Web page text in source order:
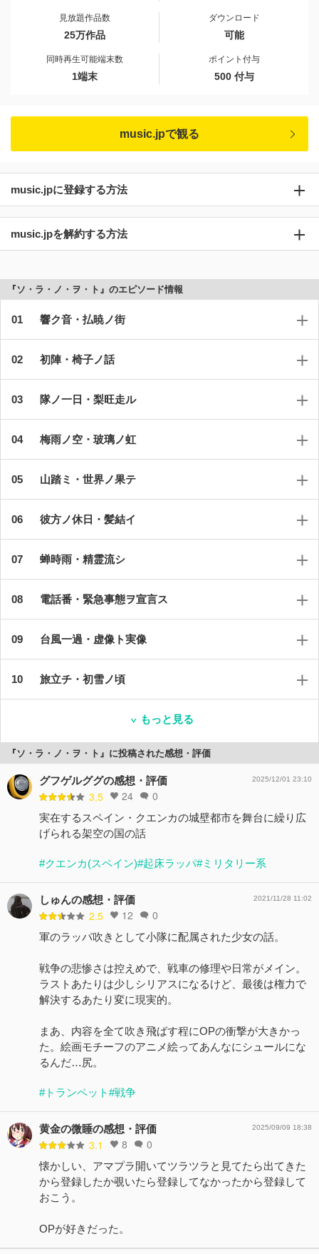
見放題作品数
25万作品
ダウンロード
可能
同時再生可能端末数
1端末
ポイント付与
500 付与
music.jpで観る
music.jpに登録する方法
music.jpを解約する方法
『ソ・ラ・ノ・ヲ・ト』のエピソード情報
響ク音・払暁ノ街
初陣・椅子ノ話
隊ノ一日・梨旺走ル
梅雨ノ空・玻璃ノ虹
山踏ミ・世界ノ果テ
彼方ノ休日・髪結イ
蝉時雨・精霊流シ
電話番・緊急事態ヲ宣言ス
台風一過・虚像ト実像
旅立チ・初雪ノ頃
もっと見る
『ソ・ラ・ノ・ヲ・ト』に投稿された感想・評価
グフゲルググの感想・評価
3.5 24 0
2025/12/01 23:10
実在するスペイン・クエンカの城壁都市を舞台に繰り広
げられる架空の国の話
#クエンカ(スペイン)#起床ラッパ#ミリタリー系
しゅんの感想・評価
2.5 12 0
2021/11/28 11:02
軍のラッパ吹きとして小隊に配属された少女の話。
戦争の悲惨さは控えめで、戦車の修理や日常がメイン。
ラストあたりは少しシリアスになるけど、最後は権力で
解決するあたり変に現実的。
まあ、内容を全て吹き飛ばす程にOPの衝撃が大きかっ
た。絵画モチーフのアニメ絵ってあんなにシュールにな
るんだ…尻。
#トランペット#戦争
黄金の微睡の感想・評価
3.1 8 0
2025/09/09 18:38
懐かしい、アマプラ開いてツラツラと見てたら出てきた
から登録したか覗いたら登録してなかったから登録して
おこう。
OPが好きだった。